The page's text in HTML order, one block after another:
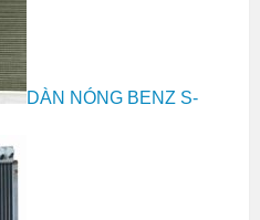
DÀN NÓNG BENZ S-